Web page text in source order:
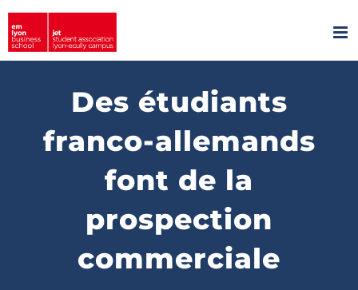
Passer
au
contenu
Des étudiants
franco-allemands
font de la
prospection
commerciale